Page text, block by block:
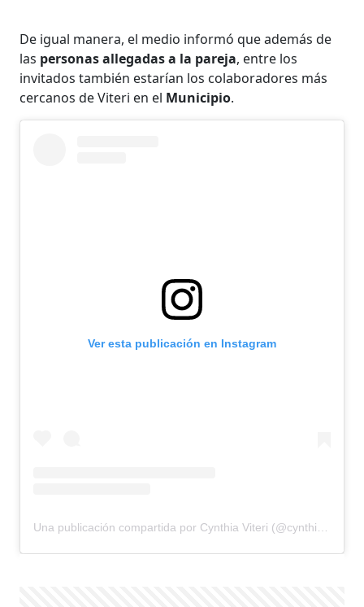
De igual manera, el medio informó que además de
las personas allegadas a la pareja, entre los
invitados también estarían los colaboradores más
cercanos de Viteri en el Municipio.
Ver esta publicación en Instagram